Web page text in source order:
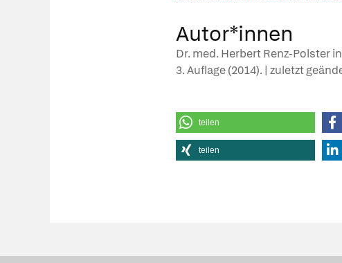
Autor*innen
Dr. med. Herbert Renz-Polster
3. Auflage (2014). | zuletzt
teilen
teilen